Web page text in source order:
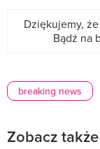
Dziękujemy,
Bądź na
breaking news
Zobacz także